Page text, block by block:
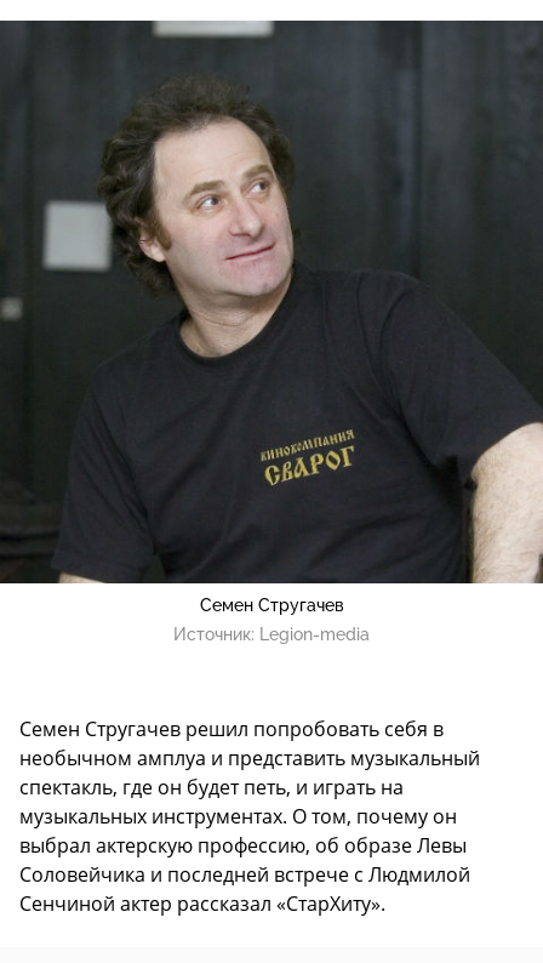
Семен Стругачев
Источник:
Legion-media
Семен Стругачев решил попробовать себя в
необычном амплуа и представить музыкальный
спектакль, где он будет петь, и играть на
музыкальных инструментах. О том, почему он
выбрал актерскую профессию, об образе Левы
Соловейчика и последней встрече с Людмилой
Сенчиной актер рассказал «СтарХиту».